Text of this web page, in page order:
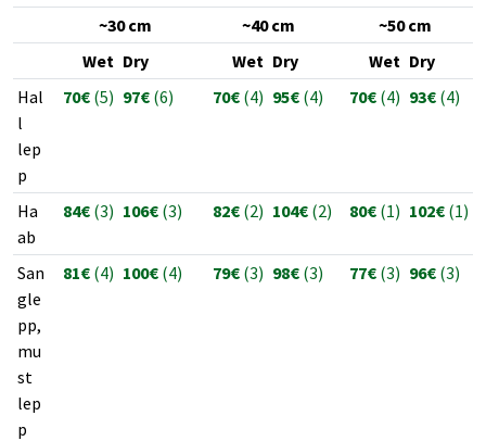
~30 cm ~40 cm
~50 cm
Wet Dry Wet Dry Wet Dry
Hal
l
lep
p
70€ (5) 97€ (6) 70€ (4) 95€ (4) 70€ (4) 93€ (4)
Ha
ab
84€ (3) 106€ (3) 82€ (2) 104€ (2) 80€ (1) 102€ (1)
San
gle
pp,
mu
st
lep
p
81€ (4) 100€ (4) 79€ (3) 98€ (3) 77€ (3) 96€ (3)